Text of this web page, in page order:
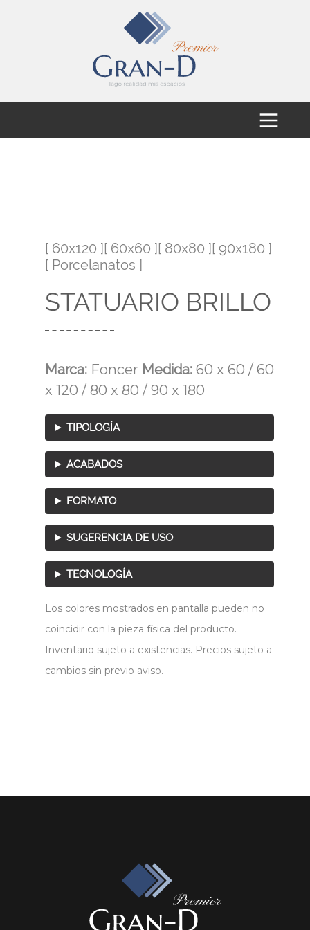
[ 60x120 ][ 60x60 ][ 80x80 ][ 90x180 ]
[ Porcelanatos ]
STATUARIO BRILLO
Marca: Foncer Medida: 60 x 60 / 60
x 120 / 80 x 80 / 90 x 180
TIPOLOGÍA
ACABADOS
FORMATO
SUGERENCIA DE USO
TECNOLOGÍA
Los colores mostrados en pantalla pueden no
coincidir con la pieza física del producto.
Inventario sujeto a existencias. Precios sujeto a
cambios sin previo aviso.